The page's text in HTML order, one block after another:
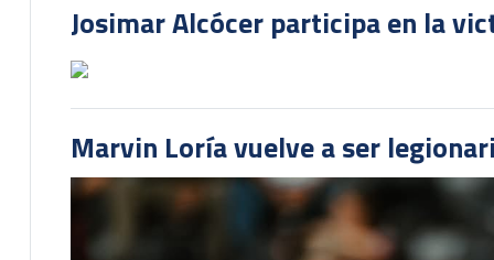
Josimar Alcócer participa en la
Marvin Loría vuelve a ser